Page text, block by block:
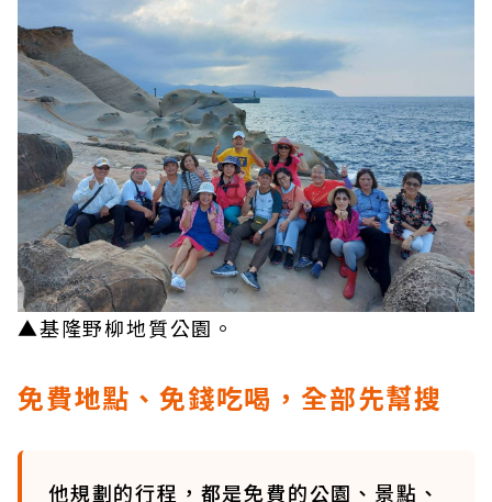
▲基隆野柳地質公園。
免費地點、免錢吃喝，全部先幫搜
他規劃的行程，都是免費的公園、景點、